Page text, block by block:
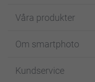
Våra produkter
Fotokort
Fotoböcker
Om smartphoto
För affiliates
Kundservice